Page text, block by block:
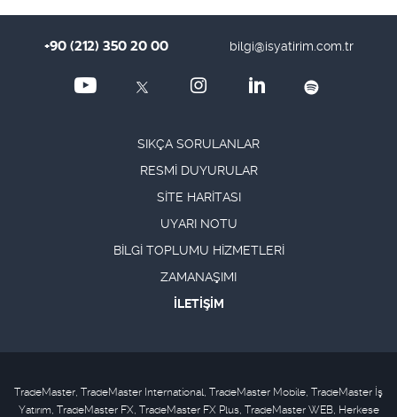
+90 (212) 350 20 00 bilgi@isyatirim.com.tr
SIKÇA SORULANLAR
RESMİ DUYURULAR
SİTE HARİTASI
UYARI NOTU
BİLGİ TOPLUMU HİZMETLERİ
ZAMANAŞIMI
İLETİŞİM
TradeMaster, TradeMaster International, TradeMaster Mobile, TradeMaster İş
Yatırım, TradeMaster FX, TradeMaster FX Plus, TradeMaster WEB, Herkese